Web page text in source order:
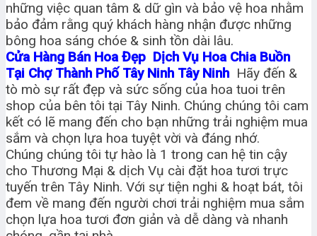
những việc quan tâm & dữ gìn và bảo vệ hoa nhằm
bảo đảm rằng quý khách hàng nhận được những
bông hoa sáng chóe & sinh tồn dài lâu.
Cửa Hàng Bán Hoa Đẹp Dịch Vụ Hoa Chia Buồn
Tại Chợ Thành Phố Tây Ninh Tây Ninh Hãy đến &
tò mò sự rất đẹp và sức sống của hoa tuoi trên
shop của bên tôi tại Tây Ninh. Chúng chúng tôi cam
kết có lẽ mang đến cho bạn những trải nghiệm mua
sắm và chọn lựa hoa tuyệt vời và đáng nhớ.
Chúng chúng tôi tự hào là 1 trong can hệ tin cậy
cho Thương Mại & dịch Vụ cài đặt hoa tươi trực
tuyến trên Tây Ninh. Với sự tiện nghi & hoạt bát, tôi
đem về mang đến người chơi trải nghiệm mua sắm
chọn lựa hoa tươi đơn giản và dễ dàng và nhanh